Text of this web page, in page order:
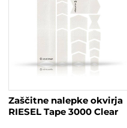
izberete
strani
izdelka
Zaščitne nalepke okvirja
RIESEL Tape 3000 Clear